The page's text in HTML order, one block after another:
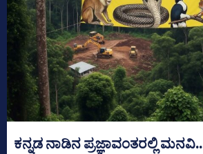
ಕನ್ನಡ ನಾಡಿನ ಪ್ರಜ್ಞಾವಂತರಲ್ಲಿ ಮನವಿ..